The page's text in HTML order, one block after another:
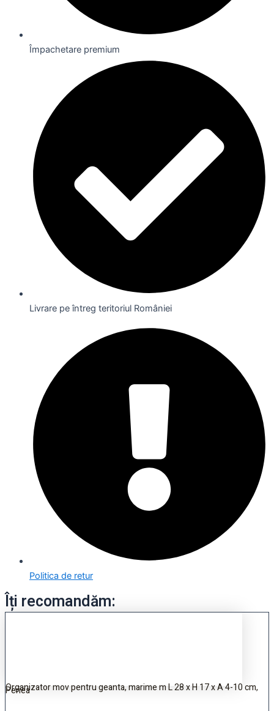
Împachetare premium
Livrare pe întreg teritoriul României
Politica de retur
Îți recomandăm:
Organizator mov pentru geanta, marime m L 28 x H 17 x A 4-10 cm,
Periea